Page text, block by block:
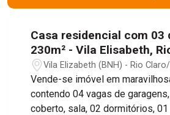
Casa residencial com 03
230m² - Vila Elisabeth,
Vila Elizabeth (BNH) - Rio
Vende-se imóvel em
contendo 04 vagas de
coberto, sala, 02 dormitórios, 01